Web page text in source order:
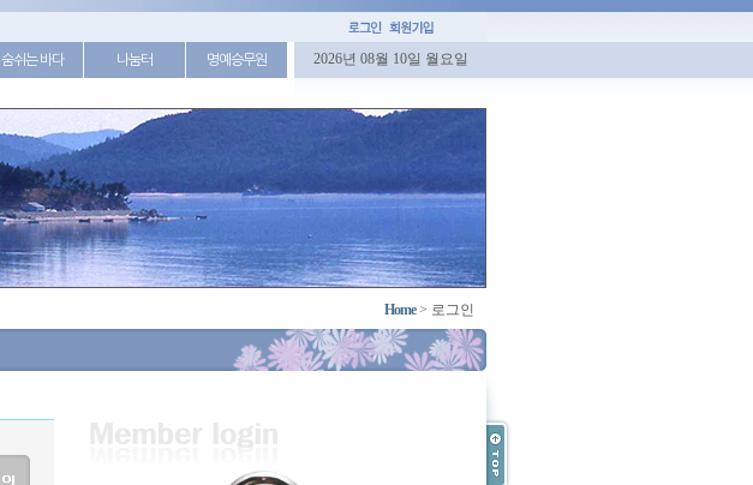
숨쉬는 바다 나눔터 명예승무원 2026년 08월 10일 월요일
Home> 로그인